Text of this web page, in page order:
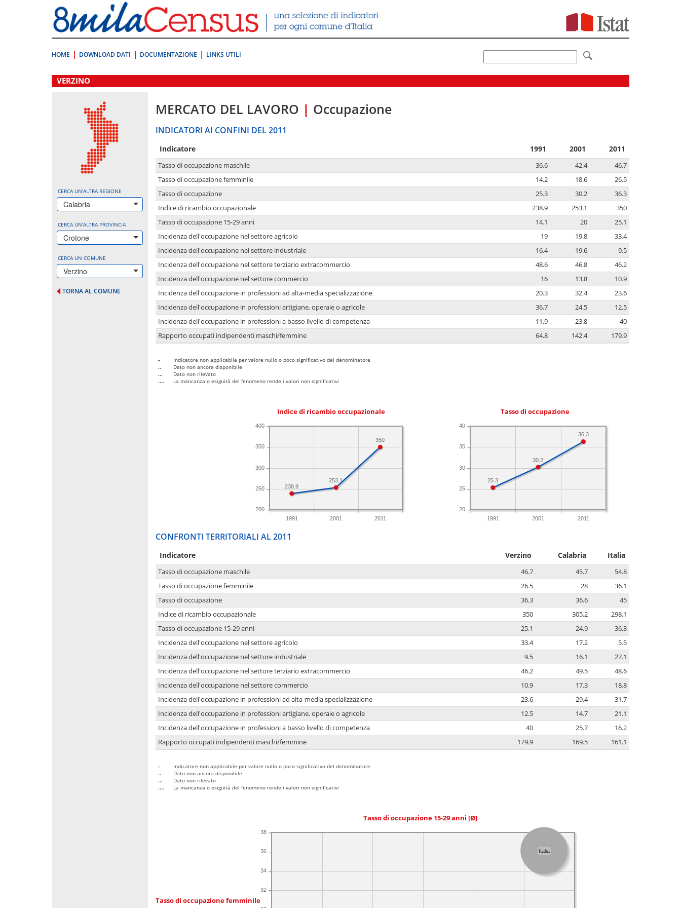
direttamente
a:
Contenuto
HOME DOWNLOAD DATI DOCUMENTAZIONE LINKS UTILI
.
VERZINO
CERCA UN'ALTRA REGIONE
Calabria
CERCA UN'ALTRA PROVINCIA
Crotone
CERCA UN COMUNE
Verzino
TORNA AL COMUNE
MERCATO DEL LAVORO | Occupazione
INDICATORI AI CONFINI DEL 2011
Indicatore 1991 2001 2011
Tasso di occupazione maschile 36.6 42.4
46.7
Tasso di occupazione femminile
14.2 18.6
26.5
Tasso di occupazione
25.3 30.2
36.3
Indice di ricambio occupazionale
238.9 253.1
350
Tasso di occupazione 15-29 anni
14.1 20
25.1
Incidenza dell'occupazione nel settore agricolo
19 19.8
33.4
Incidenza dell'occupazione nel settore industriale
16.4 19.6
9.5
Incidenza dell'occupazione nel settore terziario extracommercio
48.6 46.8
46.2
Incidenza dell'occupazione nel settore commercio
16 13.8
10.9
Incidenza dell'occupazione in professioni ad alta-media specializzazione
20.3 32.4
23.6
Incidenza dell'occupazione in professioni artigiane, operaie o agricole
36.7 24.5
12.5
Incidenza dell'occupazione in professioni a basso livello di competenza
11.9 23.8
40
Rapporto occupati indipendenti maschi/femmine
64.8 142.4 179.9
-
Indicatore non applicabile per valore nullo o poco significativo del denominatore
..
Dato non ancora disponibile
...
Dato non rilevato
....
La mancanza o esiguità del fenomeno rende i valori non significativi
Indice di ricambio occupazionale
1991 2001 2011
200
250
300
350
400
350
253.1
238.9
Tasso di occupazione
1991 2001 2011
20
25
30
35
40
36.3
30.2
25.3
CONFRONTI TERRITORIALI AL 2011
Indicatore Verzino Calabria Italia
Tasso di occupazione maschile 46.7 45.7
54.8
Tasso di occupazione femminile
26.5 28
36.1
Tasso di occupazione
36.3 36.6
45
Indice di ricambio occupazionale
350 305.2
298.1
Tasso di occupazione 15-29 anni
25.1 24.9
36.3
Incidenza dell'occupazione nel settore agricolo
33.4 17.2
5.5
Incidenza dell'occupazione nel settore industriale
9.5 16.1
27.1
Incidenza dell'occupazione nel settore terziario extracommercio
46.2 49.5
48.6
Incidenza dell'occupazione nel settore commercio
10.9 17.3
18.8
Incidenza dell'occupazione in professioni ad alta-media specializzazione
23.6 29.4
31.7
Incidenza dell'occupazione in professioni artigiane, operaie o agricole
12.5 14.7
21.1
Incidenza dell'occupazione in professioni a basso livello di competenza
40 25.7
16.2
Rapporto occupati indipendenti maschi/femmine
179.9 169.5 161.1
-
Indicatore non applicabile per valore nullo o poco significativo del denominatore
..
Dato non ancora disponibile
...
Dato non rilevato
....
La mancanza o esiguità del fenomeno rende i valori non significativi
Tasso di occupazione 15-29 anni [Ø]
Tasso di occupazione femminile
32
34
36
38
Italia